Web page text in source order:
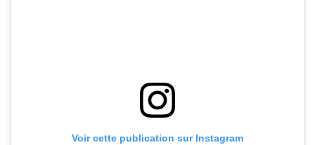
Voir cette publication sur Instagram